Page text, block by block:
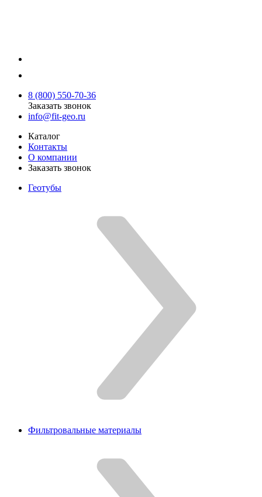
8 (800) 550-70-36
Заказать звонок
info@fit-geo.ru
Каталог
Контакты
О компании
Заказать звонок
Геотубы
Фильтровальные материалы